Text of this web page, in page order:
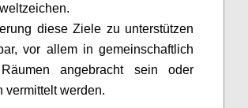
diese Ziele zu unterstützen
vor allem in gemeinschaftlich
angebracht sein oder
vermittelt werden.